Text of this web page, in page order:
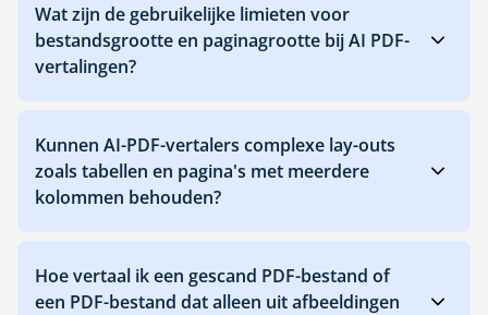
Wat zijn de gebruikelijke limieten voor
bestandsgrootte en paginagrootte bij AI PDF-
vertalingen?
Kunnen AI-PDF-vertalers complexe lay-outs
zoals tabellen en pagina's met meerdere
kolommen behouden?
Hoe vertaal ik een gescand PDF-bestand of
een PDF-bestand dat alleen uit afbeeldingen